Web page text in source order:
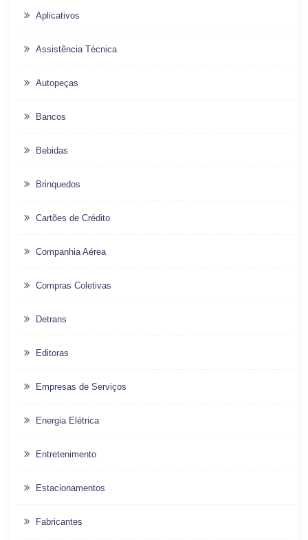
Aplicativos
Assistência Técnica
Autopeças
Bancos
Bebidas
Brinquedos
Cartões de Crédito
Companhia Aérea
Compras Coletivas
Detrans
Editoras
Empresas de Serviços
Energia Elétrica
Entretenimento
Estacionamentos
Fabricantes